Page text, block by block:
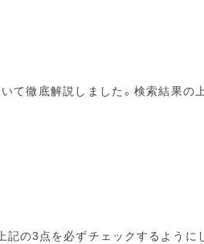
て徹底解説しました。検索結果の
の3点を必ずチェックするように